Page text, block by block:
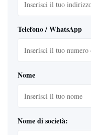
Telefono / WhatsApp
Nome
Nome di società: